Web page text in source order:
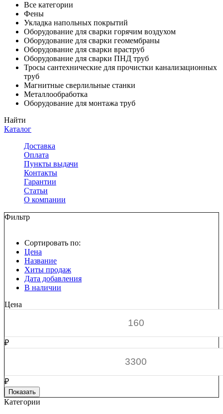
Все категории
Фены
Укладка напольных покрытий
Оборудование для сварки горячим воздухом
Оборудование для сварки геомембраны
Оборудование для сварки враструб
Оборудование для сварки ПНД труб
Тросы сантехнические для прочистки канализационных
труб
Магнитные сверлильные станки
Металлообработка
Оборудование для монтажа труб
Найти
Каталог
Доставка
Оплата
Пункты выдачи
Контакты
Гарантии
Статьи
О компании
Фильтр
Сортировать по:
Цена
Название
Хиты продаж
Дата добавления
В наличии
Цена
₽
₽
Категории